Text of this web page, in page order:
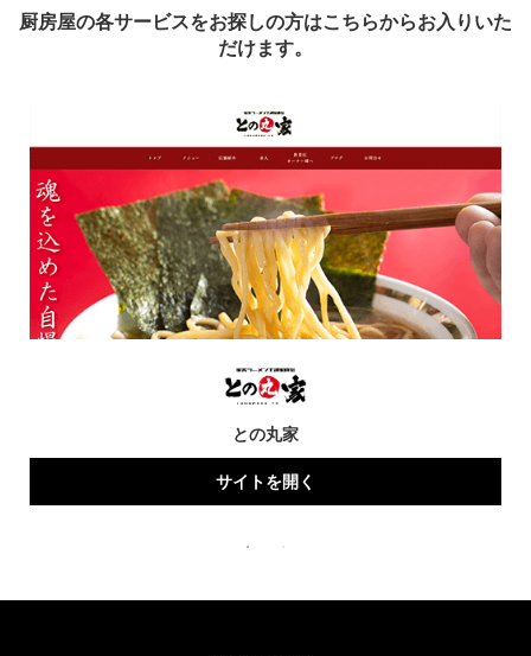
厨房屋の各サービスをお探しの方はこちらからお入りいた
だけます。
との丸家
サイトを開く